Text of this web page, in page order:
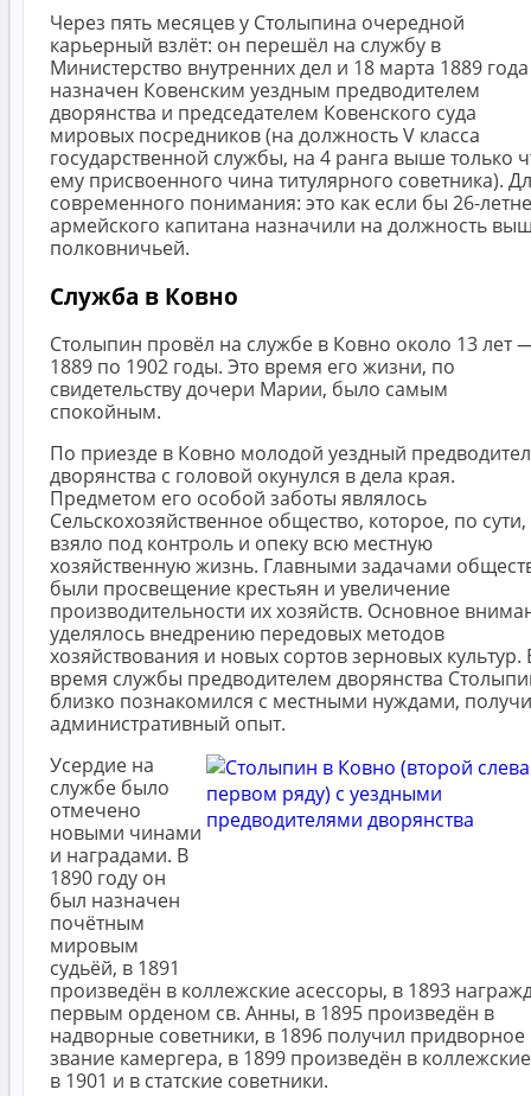
Через пять месяцев у Столыпина очередной
карьерный взлёт: он перешёл на службу в
Министерство внутренних дел и 18 марта 1889 года
назначен Ковенским уездным предводителем
дворянства и председателем Ковенского суда
мировых посредников (на должность V класса
государственной службы, на 4 ранга выше только
ему присвоенного чина титулярного советника).
современного понимания: это как если бы 26-
армейского капитана назначили на должность
полковничьей.
Служба в Ковно
Столыпин провёл на службе в Ковно около 13 лет
1889 по 1902 годы. Это время его жизни, по
свидетельству дочери Марии, было самым
спокойным.
По приезде в Ковно молодой уездный
дворянства с головой окунулся в дела края.
Предметом его особой заботы являлось
Сельскохозяйственное общество, которое, по сути,
взяло под контроль и опеку всю местную
хозяйственную жизнь. Главными задачами
были просвещение крестьян и увеличение
производительности их хозяйств. Основное
уделялось внедрению передовых методов
хозяйствования и новых сортов зерновых культур.
время службы предводителем дворянства
близко познакомился с местными нуждами,
административный опыт.
Усердие на
службе было
отмечено
новыми чинами
и наградами. В
1890 году он
был назначен
почётным
мировым
судьёй, в 1891
произведён в коллежские асессоры, в 1893
первым орденом св. Анны, в 1895 произведён в
надворные советники, в 1896 получил придворное
звание камергера, в 1899 произведён в
в 1901 и в статские советники.